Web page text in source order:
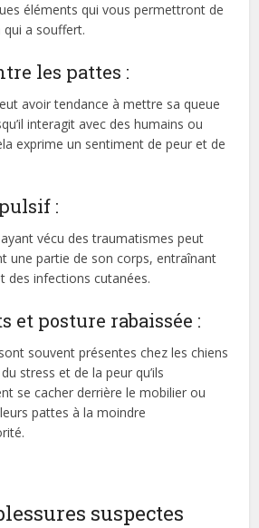
éléments qui vous permettront de
a souffert.
les pattes :
avoir tendance à mettre sa queue
interagit avec des humains ou
exprime un sentiment de peur et de
:
vécu des traumatismes peut
une partie de son corps, entraînant
des infections cutanées.
et posture rabaissée :
souvent présentes chez les chiens
stress et de la peur qu’ils
se cacher derrière le mobilier ou
pattes à la moindre
suspectes